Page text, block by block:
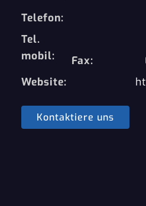
Telefon:
Tel.
mobil:
Fax:
Website:
Kontaktiere uns